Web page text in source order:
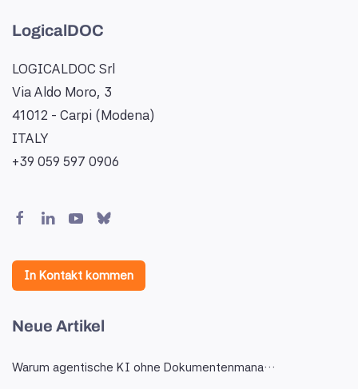
LogicalDOC
LOGICALDOC Srl
Via Aldo Moro, 3
41012 - Carpi (Modena)
ITALY
+39 059 597 0906
In Kontakt kommen
Neue Artikel
Warum agentische KI ohne Dokumentenmana…